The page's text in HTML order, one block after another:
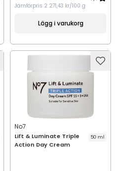
Jämförpris 2 271,43 kr/100 g
Lägg i varukorg
No7
Lift & Luminate Triple
Action Day Cream
50 ml